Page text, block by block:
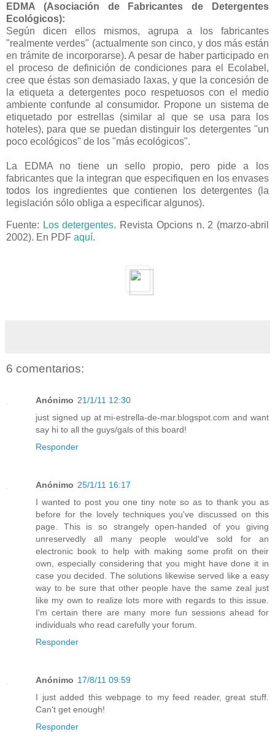
EDMA (Asociación de Fabricantes de Detergentes
Ecológicos):
Según dicen ellos mismos, agrupa a los fabricantes
"realmente verdes" (actualmente son cinco, y dos más están
en trámite de incorporarse). A pesar de haber participado en
el proceso de definición de condiciones para el Ecolabel,
cree que éstas son demasiado laxas, y que la concesión de
la etiqueta a detergentes poco respetuosos con el medio
ambiente confunde al consumidor. Propone un sistema de
etiquetado por estrellas (similar al que se usa para los
hoteles), para que se puedan distinguir los detergentes "un
poco ecológicos" de los "más ecológicos".
La EDMA no tiene un sello propio, pero pide a los
fabricantes que la integran que especifiquen en los envases
todos los ingredientes que contienen los detergentes (la
legislación sólo obliga a especificar algunos).
Fuente: Los detergentes. Revista Opcions n. 2 (marzo-abril
2002). En PDF aquí.
6 comentarios:
Anónimo 21/1/11 12:30
just signed up at mi-estrella-de-mar.blogspot.com and want
say hi to all the guys/gals of this board!
Responder
Anónimo 25/1/11 16:17
I wanted to post you one tiny note so as to thank you as
before for the lovely techniques you've discussed on this
page. This is so strangely open-handed of you giving
unreservedly all many people would've sold for an
electronic book to help with making some profit on their
own, especially considering that you might have done it in
case you decided. The solutions likewise served like a easy
way to be sure that other people have the same zeal just
like my own to realize lots more with regards to this issue.
I'm certain there are many more fun sessions ahead for
individuals who read carefully your forum.
Responder
Anónimo 17/8/11 09:59
I just added this webpage to my feed reader, great stuff.
Can't get enough!
Responder